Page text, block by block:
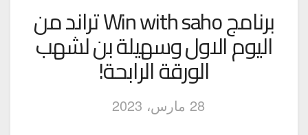
برنامج Win with saho تراند من
اليوم الاول وسهيلة بن لشهب
الورقة الرابحة!
28 مارس، 2023